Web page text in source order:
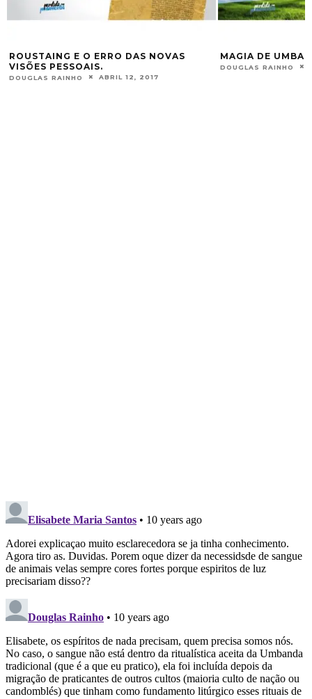
MAGIA DE UMBANDA: LINHAS E FITAS
DOUGLAS RAINHO FEVEREIRO 9, 2017
VAMOS FALAR
DOUGLAS RAINHO